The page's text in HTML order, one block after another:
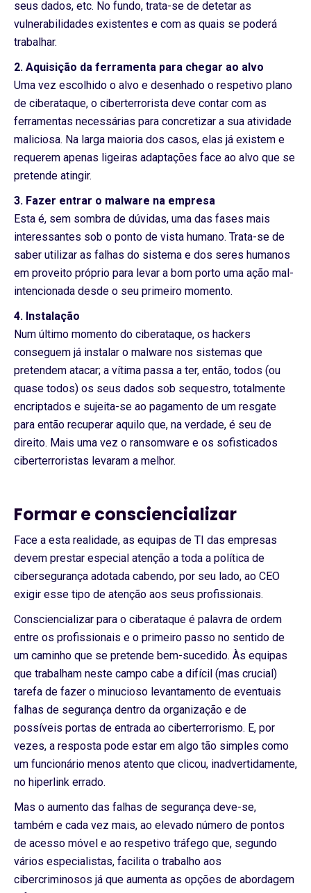
seus dados, etc. No fundo, trata-se de detetar as
vulnerabilidades existentes e com as quais se poderá
trabalhar.
2. Aquisição da ferramenta para chegar ao alvo
Uma vez escolhido o alvo e desenhado o respetivo plano
de ciberataque, o ciberterrorista deve contar com as
ferramentas necessárias para concretizar a sua atividade
maliciosa. Na larga maioria dos casos, elas já existem e
requerem apenas ligeiras adaptações face ao alvo que se
pretende atingir.
3. Fazer entrar o malware na empresa
Esta é, sem sombra de dúvidas, uma das fases mais
interessantes sob o ponto de vista humano. Trata-se de
saber utilizar as falhas do sistema e dos seres humanos
em proveito próprio para levar a bom porto uma ação mal-
intencionada desde o seu primeiro momento.
4. Instalação
Num último momento do ciberataque, os hackers
conseguem já instalar o malware nos sistemas que
pretendem atacar; a vítima passa a ter, então, todos (ou
quase todos) os seus dados sob sequestro, totalmente
encriptados e sujeita-se ao pagamento de um resgate
para então recuperar aquilo que, na verdade, é seu de
direito. Mais uma vez o ransomware e os sofisticados
ciberterroristas levaram a melhor.
Formar e consciencializar
Face a esta realidade, as equipas de TI das empresas
devem prestar especial atenção a toda a política de
cibersegurança adotada cabendo, por seu lado, ao CEO
exigir esse tipo de atenção aos seus profissionais.
Consciencializar para o ciberataque é palavra de ordem
entre os profissionais e o primeiro passo no sentido de
um caminho que se pretende bem-sucedido. Às equipas
que trabalham neste campo cabe a difícil (mas crucial)
tarefa de fazer o minucioso levantamento de eventuais
falhas de segurança dentro da organização e de
possíveis portas de entrada ao ciberterrorismo. E, por
vezes, a resposta pode estar em algo tão simples como
um funcionário menos atento que clicou, inadvertidamente,
no hiperlink errado.
Mas o aumento das falhas de segurança deve-se,
também e cada vez mais, ao elevado número de pontos
de acesso móvel e ao respetivo tráfego que, segundo
vários especialistas, facilita o trabalho aos
cibercriminosos já que aumenta as opções de abordagem